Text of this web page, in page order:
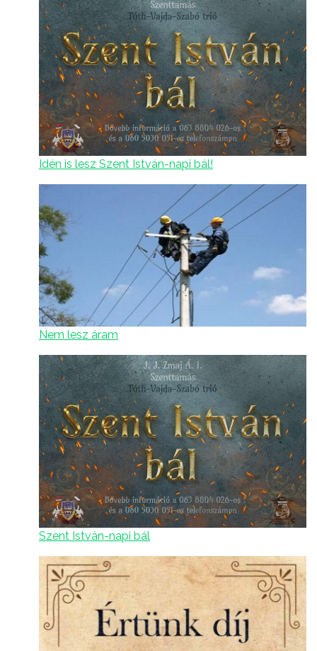
Idén is lesz Szent István-napi bál!
Nem lesz áram
Szent István-napi bál